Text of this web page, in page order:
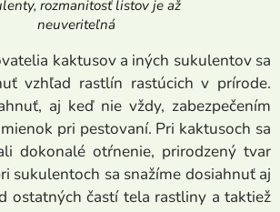
rozmanitosť listov je až
neuveriteľná
kaktusov a iných sukulentov sa
vzhľad rastlín rastúcich v prírode.
aj keď nie vždy, zabezpečením
pri pestovaní. Pri kaktusoch sa
dokonalé otŕnenie, prirodzený tvar
sukulentoch sa snažíme dosiahnuť aj
ostatných častí tela rastliny a taktiež